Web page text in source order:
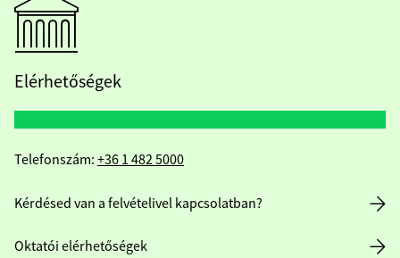
Elérhetőségek
Telefonszám: +36 1 482 5000
Kérdésed van a felvételivel kapcsolatban?
Oktatói elérhetőségek